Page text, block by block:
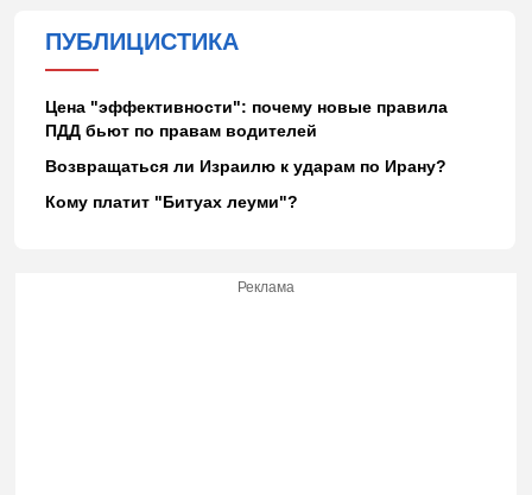
ПУБЛИЦИСТИКА
Цена "эффективности": почему новые правила
ПДД бьют по правам водителей
Возвращаться ли Израилю к ударам по Ирану?
Кому платит "Битуах леуми"?
Реклама